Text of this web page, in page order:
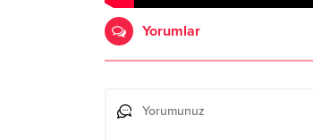
Yorumlar